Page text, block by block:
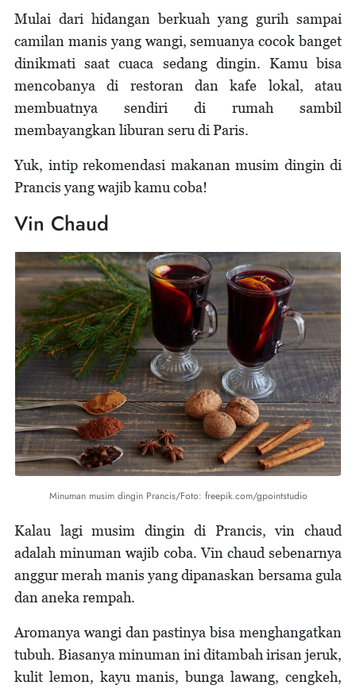
Mulai dari hidangan berkuah yang gurih sampai
camilan manis yang wangi, semuanya cocok banget
dinikmati saat cuaca sedang dingin. Kamu bisa
mencobanya di restoran dan kafe lokal, atau
membuatnya sendiri di rumah sambil
membayangkan liburan seru di Paris.
Yuk, intip rekomendasi makanan musim dingin di
Prancis yang wajib kamu coba!
Vin Chaud
Minuman musim dingin Prancis/Foto: freepik.com/gpointstudio
Kalau lagi musim dingin di Prancis, vin chaud
adalah minuman wajib coba. Vin chaud sebenarnya
anggur merah manis yang dipanaskan bersama gula
dan aneka rempah.
Aromanya wangi dan pastinya bisa menghangatkan
tubuh. Biasanya minuman ini ditambah irisan jeruk,
kulit lemon, kayu manis, bunga lawang, cengkeh,